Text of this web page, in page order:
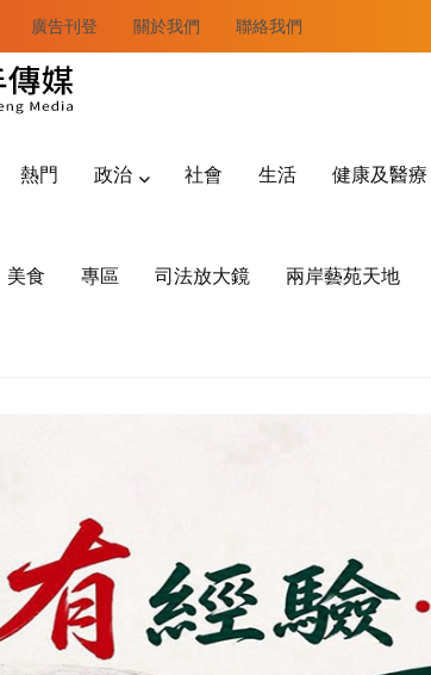
廣告刊登 關於我們 聯絡我們
熱門 政治 社會 生活 健康及醫療
美食 專區 司法放大鏡 兩岸藝苑天地